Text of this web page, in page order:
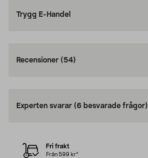
Trygg E-Handel
Recensioner (54)
Experten svarar (6 besvarade frågor)
Fri frakt
Från 599 kr*